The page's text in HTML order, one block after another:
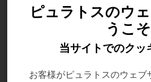
ピュラトスのウ
うこそ
当サイトでのクッ
お客様がピュラトスのウェ